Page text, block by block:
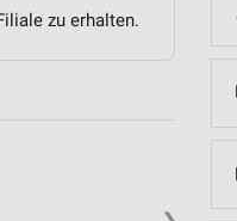
zu erhalten.